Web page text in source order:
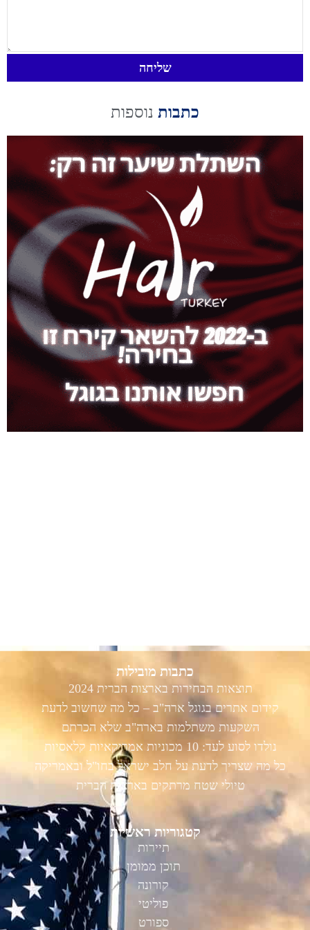
שליחה
כתבות נוספות
כתבות מובילות
תוצאות הבחירות בארצות הברית 2024
קידום אתרים בגוגל ארה"ב – כל מה שחשוב לדעת
השקעות משתלמות בארה"ב שלא הכרתם
נולדו לסוע לעד: 10 מכוניות אמריקאיות קלאסיות
כל מה שצריך לדעת על חלב ישראל בחו"ל ובאמריקה
טיולי שטח מרתקים בארצות הברית
קטגוריות ראשיות
תיירות
תוכן ממומן
קורונה
פוליטי
ספורט